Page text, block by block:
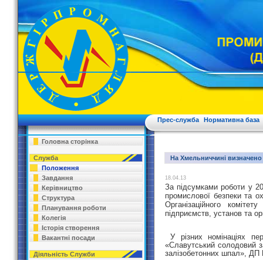
Прес-служба Нормативна база
Головна сторінка
Служба
Положення
Завдання
Керівництво
Структура
Планування роботи
Колегія
Історія створення
Вакантні посади
Діяльність Служби
На Хмельниччині
18.04.13
За підсумками роботи у
промислової безпеки та
Організаційного
підприємств, установ та
У різних номінаціях
«Славутський солодовий
залізобетонних шпал»,